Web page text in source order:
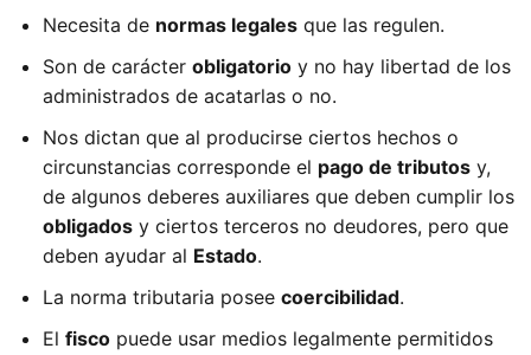
Necesita de normas legales que las regulen.
Son de carácter obligatorio y no hay libertad de los
administrados de acatarlas o no.
Nos dictan que al producirse ciertos hechos o
circunstancias corresponde el pago de tributos y,
de algunos deberes auxiliares que deben cumplir los
obligados y ciertos terceros no deudores, pero que
deben ayudar al Estado.
La norma tributaria posee coercibilidad.
El fisco puede usar medios legalmente permitidos